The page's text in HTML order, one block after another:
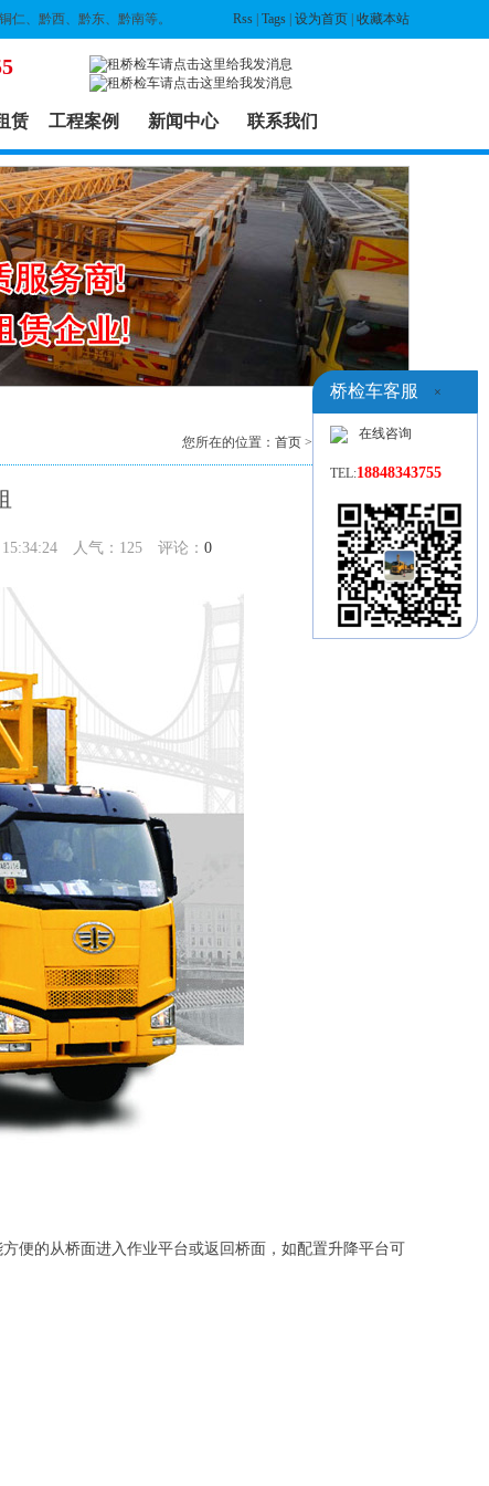
仁、黔西、黔东、黔南等。 Rss Tags 设为首页 收藏本站
赁 工程案例 新闻中心 联系我们
您所在的位置： 首页 > 出租设备> 列表
人气： 125 评论： 0
便的从桥面进入作业平台或返回桥面，如配置升降平台可
桥检车客服 ×
在线咨询
TEL:18848343755